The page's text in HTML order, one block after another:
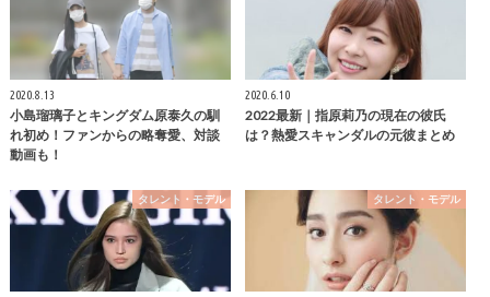
2020.8.13
小島瑠璃子とキングダム原泰久の馴
れ初め！ファンからの略奪愛、対談
動画も！
2020.6.10
2022最新｜指原莉乃の現在の彼氏
は？熱愛スキャンダルの元彼まとめ
タレント・モデル タレント・モデル